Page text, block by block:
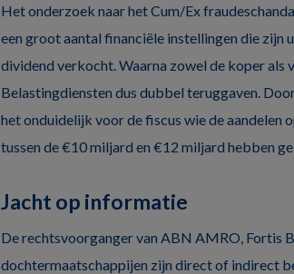
Het onderzoek naar het Cum/Ex
een groot aantal financiële instellingen die zijn
dividend verkocht. Waarna zowel de koper
Belastingdiensten dus dubbel teruggaven.
het onduidelijk voor de fiscus wie de aandelen
tussen de €10 miljard en €12 miljard hebben
Jacht op informatie
De rechtsvoorganger van ABN AMRO, Fortis
dochtermaatschappijen zijn direct of indirect